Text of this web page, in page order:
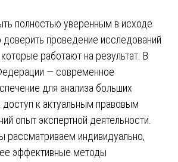
полностью уверенным в исходе
проведение исследований
работают на результат. В
— современное
для анализа больших
к актуальным правовым
опыт экспертной деятельности.
рассматриваем индивидуально,
эффективные методы